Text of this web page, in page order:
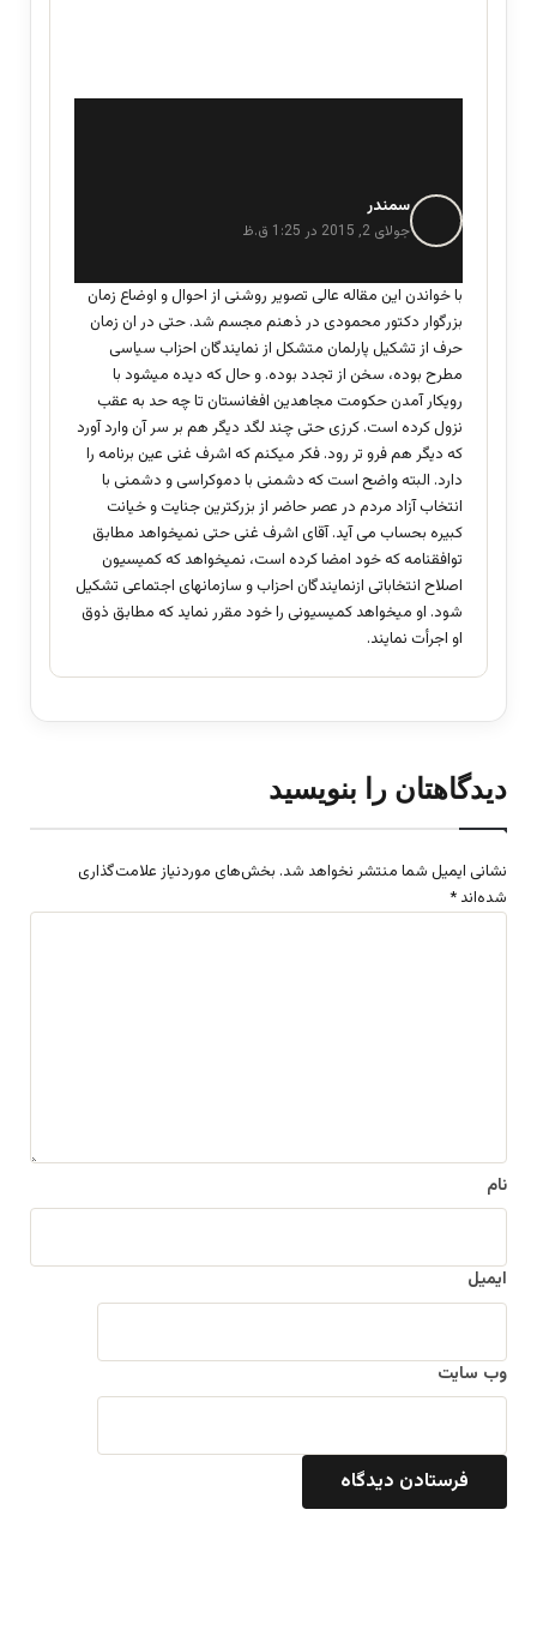
سمندر
ف
:
جولای 2, 2015 در 1:25 ق.ظ
با خواندن این مقاله عالی تصویر روشنی از احوال و اوضاع زمان
بزرگوار دکتور محمودی در ذهنم مجسم شد. حتی در ان زمان
حرف از تشکیل پارلمان متشکل از نمایندگان احزاب سیاسی
مطرح بوده، سخن از تجدد بوده. و حال که دیده میشود با
رویکار آمدن حکومت مجاهدین افغانستان تا چه حد به عقب
نزول کرده است. کرزی حتی چند لگد دیگر هم بر سر آن وارد آورد
که دیگر هم فرو تر رود. فکر میکنم که اشرف غنی عین برنامه را
دارد. البته واضح است که دشمنی با دموکراسی و دشمنی با
انتخاب آزاد مردم در عصر حاضر از بزرکترین جنایت و خیانت
کبیره بحساب می آید. آقای اشرف غنی حتی نمیخواهد مطابق
توافقنامه که خود امضا کرده است، نمیخواهد که کمیسیون
اصلاح انتخاباتی ازنمایندگان احزاب و سازمانهای اجتماعی تشکیل
شود. او میخواهد کمیسیونی را خود مقرر نماید که مطابق ذوق
او اجرأت نمایند.
دیدگاهتان را بنویسید
نشانی ایمیل شما منتشر نخواهد شد. بخش‌های موردنیاز علامت‌گذاری
شده‌اند *
نام
ایمیل
وب‌ سایت